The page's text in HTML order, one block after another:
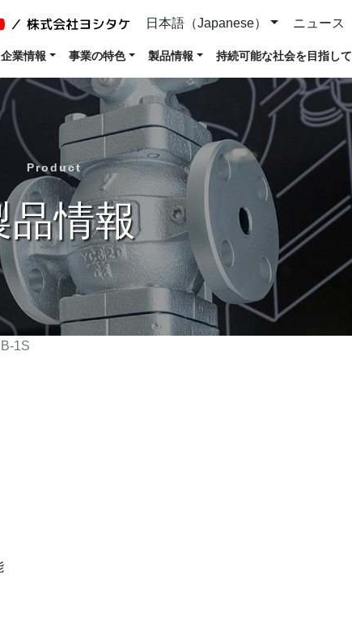
日本語（Japanese） ニュース
企業情報 事業の特色 製品情報 持続可能な社会を目指して
Product
品情報
1S